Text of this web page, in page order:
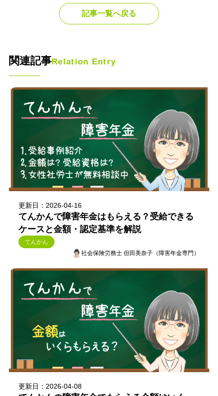
記事一覧へ戻る
関連記事Relation Entry
更新日：2026-04-16
てんかんで障害年金はもらえる？受給できる
ケースと金額・認定基準を解説
てんかん
社会保険労務士 但田美奈子（障害年金専門）
更新日：2026-04-08